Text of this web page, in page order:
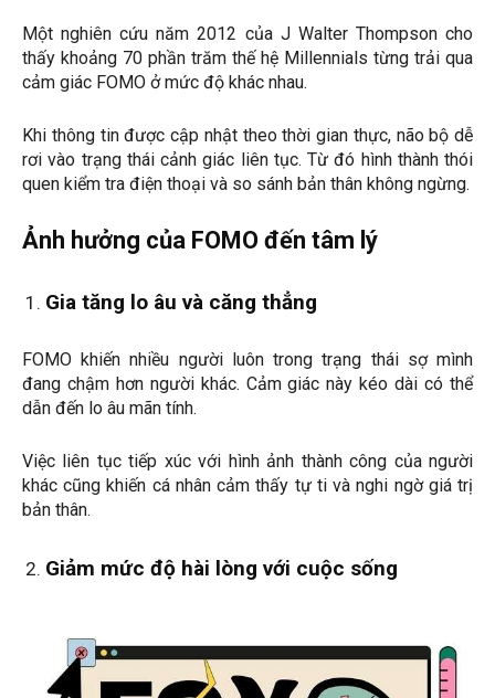
Một nghiên cứu năm 2012 của J Walter Thompson cho
thấy khoảng 70 phần trăm thế hệ Millennials từng trải qua
cảm giác FOMO ở mức độ khác nhau.
Khi thông tin được cập nhật theo thời gian thực, não bộ dễ
rơi vào trạng thái cảnh giác liên tục. Từ đó hình thành thói
quen kiểm tra điện thoại và so sánh bản thân không ngừng.
Ảnh hưởng của FOMO đến tâm lý
Gia tăng lo âu và căng thẳng
FOMO khiến nhiều người luôn trong trạng thái sợ mình
đang chậm hơn người khác. Cảm giác này kéo dài có thể
dẫn đến lo âu mãn tính.
Việc liên tục tiếp xúc với hình ảnh thành công của người
khác cũng khiến cá nhân cảm thấy tự ti và nghi ngờ giá trị
bản thân.
Giảm mức độ hài lòng với cuộc sống